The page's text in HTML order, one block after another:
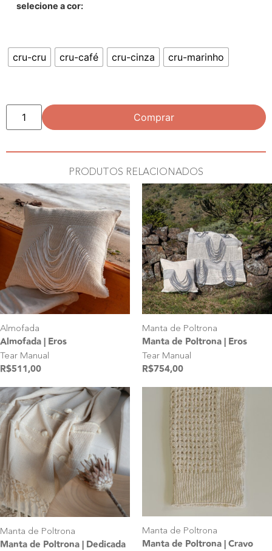
selecione a cor:
cru-cru cru-café cru-cinza cru-marinho
Comprar
PRODUTOS RELACIONADOS
Almofada
Almofada | Eros
Tear Manual
R$511,00
Manta de Poltrona
Manta de Poltrona | Eros
Tear Manual
R$754,00
Manta de Poltrona
Manta de Poltrona | Dedicada
Manta de Poltrona
Manta de Poltrona | Cravo